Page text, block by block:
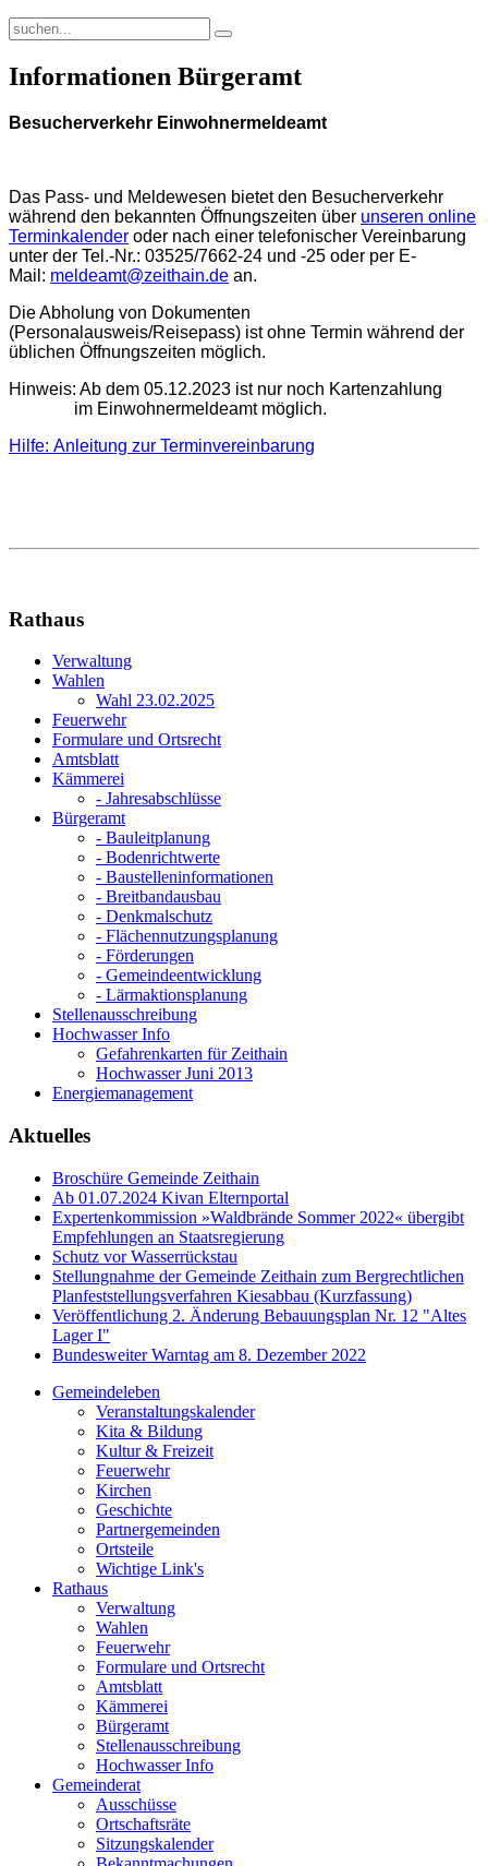
Informationen Bürgeramt
Besucherverkehr Einwohnermeldeamt
Das Pass- und Meldewesen bietet den Besucherverkehr
während den bekannten Öffnungszeiten über unseren online
Terminkalender oder nach einer telefonischer Vereinbarung
unter der Tel.-Nr.: 03525/7662-24 und -25 oder per E-
Mail: meldeamt@zeithain.de an.
Die Abholung von Dokumenten
(Personalausweis/Reisepass) ist ohne Termin während der
üblichen Öffnungszeiten möglich.
Hinweis: Ab dem 05.12.2023 ist nur noch Kartenzahlung
im Einwohnermeldeamt möglich.
Hilfe: Anleitung zur Terminvereinbarung
Rathaus
Verwaltung
Wahlen
Wahl 23.02.2025
Feuerwehr
Formulare und Ortsrecht
Amtsblatt
Kämmerei
- Jahresabschlüsse
Bürgeramt
- Bauleitplanung
- Bodenrichtwerte
- Baustelleninformationen
- Breitbandausbau
- Denkmalschutz
- Flächennutzungsplanung
- Förderungen
- Gemeindeentwicklung
- Lärmaktionsplanung
Stellenausschreibung
Hochwasser Info
Gefahrenkarten für Zeithain
Hochwasser Juni 2013
Energiemanagement
Aktuelles
Broschüre Gemeinde Zeithain
Ab 01.07.2024 Kivan Elternportal
Expertenkommission »Waldbrände Sommer 2022« übergibt
Empfehlungen an Staatsregierung
Schutz vor Wasserrückstau
Stellungnahme der Gemeinde Zeithain zum Bergrechtlichen
Planfeststellungsverfahren Kiesabbau (Kurzfassung)
Veröffentlichung 2. Änderung Bebauungsplan Nr. 12 "Altes
Lager I"
Bundesweiter Warntag am 8. Dezember 2022
Gemeindeleben
Veranstaltungskalender
Kita & Bildung
Kultur & Freizeit
Feuerwehr
Kirchen
Geschichte
Partnergemeinden
Ortsteile
Wichtige Link's
Rathaus
Verwaltung
Wahlen
Feuerwehr
Formulare und Ortsrecht
Amtsblatt
Kämmerei
Bürgeramt
Stellenausschreibung
Hochwasser Info
Gemeinderat
Ausschüsse
Ortschaftsräte
Sitzungskalender